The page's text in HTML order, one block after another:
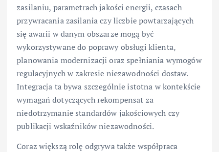
zasilaniu, parametrach jakości energii, czasach
przywracania zasilania czy liczbie powtarzających
się awarii w danym obszarze mogą być
wykorzystywane do poprawy obsługi klienta,
planowania modernizacji oraz spełniania wymogów
regulacyjnych w zakresie niezawodności dostaw.
Integracja ta bywa szczególnie istotna w kontekście
wymagań dotyczących rekompensat za
niedotrzymanie standardów jakościowych czy
publikacji wskaźników niezawodności.
Coraz większą rolę odgrywa także współpraca